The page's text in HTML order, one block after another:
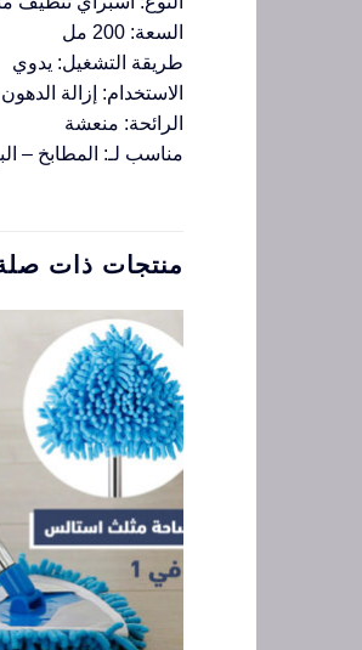
السعة: 200 مل
طريقة التشغيل: يدوي
الاستخدام: إزالة
الرائحة: منعشة
مناسب لـ: المطابخ –
منتجات ذات